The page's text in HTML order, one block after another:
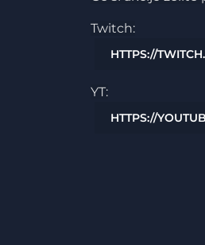
Twitch:
HTTPS://
YT:
HTTPS://